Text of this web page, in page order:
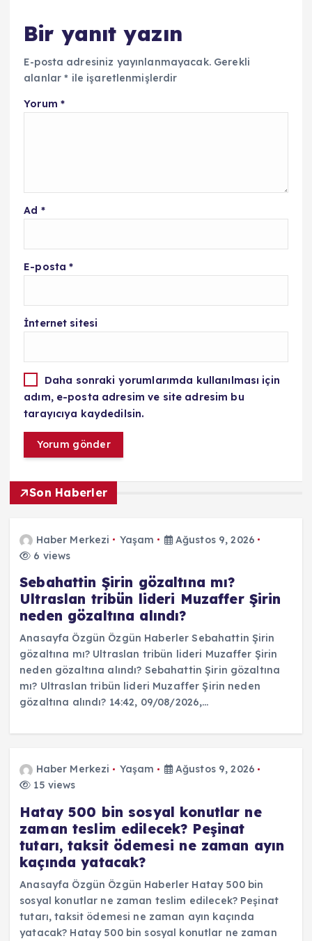
Bir yanıt yazın
E-posta adresiniz yayınlanmayacak. Gerekli
alanlar* ile işaretlenmişlerdir
Yorum *
Ad *
E-posta*
İnternet sitesi
Daha sonraki yorumlarımda kullanılması için
adım, e-posta adresim ve site adresim bu
tarayıcıya kaydedilsin.
Son Haberler
Haber Merkezi Yaşam
Ağustos 9, 2026
6 views
Sebahattin Şirin gözaltına mı?
Ultraslan tribün lideri Muzaffer Şirin
neden gözaltına alındı?
Anasayfa Özgün Özgün Haberler Sebahattin Şirin
gözaltına mı? Ultraslan tribün lideri Muzaffer Şirin
neden gözaltına alındı? Sebahattin Şirin gözaltına
mı? Ultraslan tribün lideri Muzaffer Şirin neden
gözaltına alındı? 14:42, 09/08/2026,…
Haber Merkezi Yaşam
Ağustos 9, 2026
15 views
Hatay 500 bin sosyal konutlar ne
zaman teslim edilecek? Peşinat
tutarı, taksit ödemesi ne zaman ayın
kaçında yatacak?
Anasayfa Özgün Özgün Haberler Hatay 500 bin
sosyal konutlar ne zaman teslim edilecek? Peşinat
tutarı, taksit ödemesi ne zaman ayın kaçında
yatacak? Hatay 500 bin sosyal konutlar ne zaman